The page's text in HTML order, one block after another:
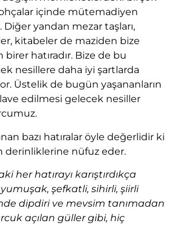
içinde mütemadiyen
yandan mezar taşları,
kitabeler de maziden bize
birer hatıradır. Bize de bu
nesillere daha iyi şartlarda
Üstelik de bugün yaşananların
edilmesi gelecek nesiller
bazı hatıralar öyle değerlidir ki
derinliklerine nüfuz eder.
her hatırayı karıştırdıkça
şefkatli, sihirli, şiirli
dipdiri ve mevsim tanımadan
açılan güller gibi, hiç